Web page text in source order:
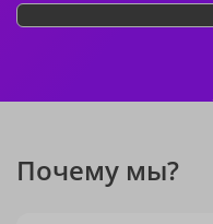
Почему мы?